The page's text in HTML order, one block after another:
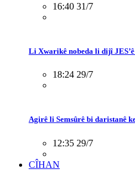
16:40 31/7
Li Xwarikê nobeda li dijî
18:24 29/7
Agirê li Semsûrê bi daristanê
12:35 29/7
CÎHAN